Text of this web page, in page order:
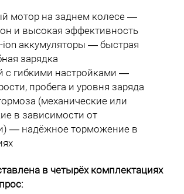
мотор на заднем колесе —
и высокая эффективность
аккумуляторы — быстрая
зарядка
с гибкими настройками —
пробега и уровня заряда
(механические или
в зависимости от
— надёжное торможение в
в четырёх комплектациях